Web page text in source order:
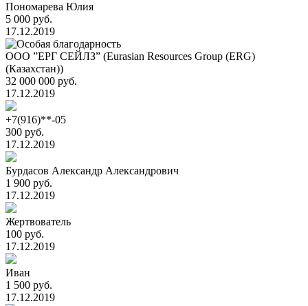
Пономарева Юлия
5 000 руб.
17.12.2019
ООО ”ЕРГ СЕЙЛЗ” (Eurasian Resources Group (ERG)
(Казахстан))
32 000 000 руб.
17.12.2019
+7(916)**-05
300 руб.
17.12.2019
Бурдасов Александр Александрович
1 900 руб.
17.12.2019
Жертвователь
100 руб.
17.12.2019
Иван
1 500 руб.
17.12.2019